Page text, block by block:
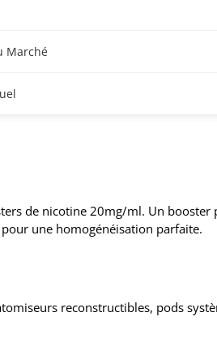
Marché
de nicotine 20mg/ml. Un
une homogénéisation parfaite.
reconstructibles, pods